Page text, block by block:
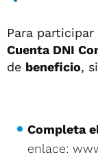
Para participar
Cuenta DNI
de beneficio,
Completa
enlace: